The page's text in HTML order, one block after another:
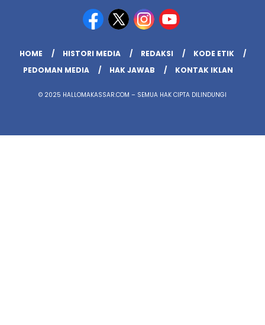
HOME HISTORI MEDIA REDAKSI
KODE ETIK
PEDOMAN MEDIA
HAK JAWAB KONTAK IKLAN
© 2025 HALLOMAKASSAR.COM – SEMUA HAK CIPTA DILINDUNGI